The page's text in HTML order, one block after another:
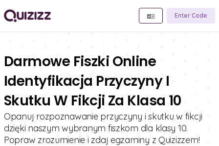
Enter Code
Darmowe Fiszki Online
Identyfikacja Przyczyny I
Skutku W Fikcji Za Klasa 10
Opanuj rozpoznawanie przyczyny i skutku w fikcji
dzięki naszym wybranym fiszkom dla klasy 10.
Popraw zrozumienie i zdaj egzaminy z Quizizzem!